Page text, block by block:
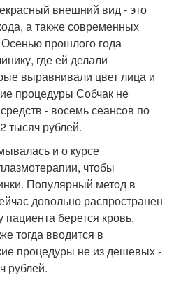
внешний вид - это
а также современных
Осенью прошлого года
где ей делали
выравнивали цвет лица и
процедуры Собчак не
- восемь сеансов по
тысяч рублей.
и о курсе
чтобы
Популярный метод в
довольно распространен
пациента берется кровь,
тогда вводится в
процедуры не из дешевых -
рублей.